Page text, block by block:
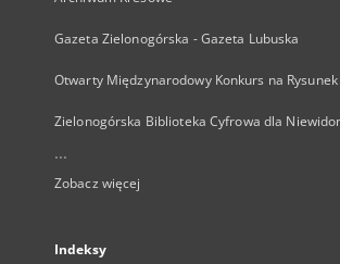
Gazeta Zielonogórska - Gazeta Lubuska
Otwarty Międzynarodowy Konkurs na
Zielonogórska Biblioteka Cyfrowa dla
...
Zobacz więcej
Indeksy